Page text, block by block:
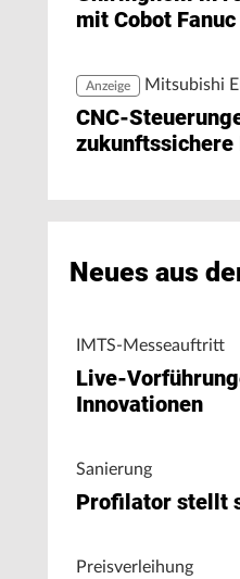
mit Cobot
Anzeige Mitsubishi
CNC-
zukunftssichere
Neues aus
IMTS-Messeauftritt
Live-
Innovationen
Sanierung
Profilator stellt
Preisverleihung